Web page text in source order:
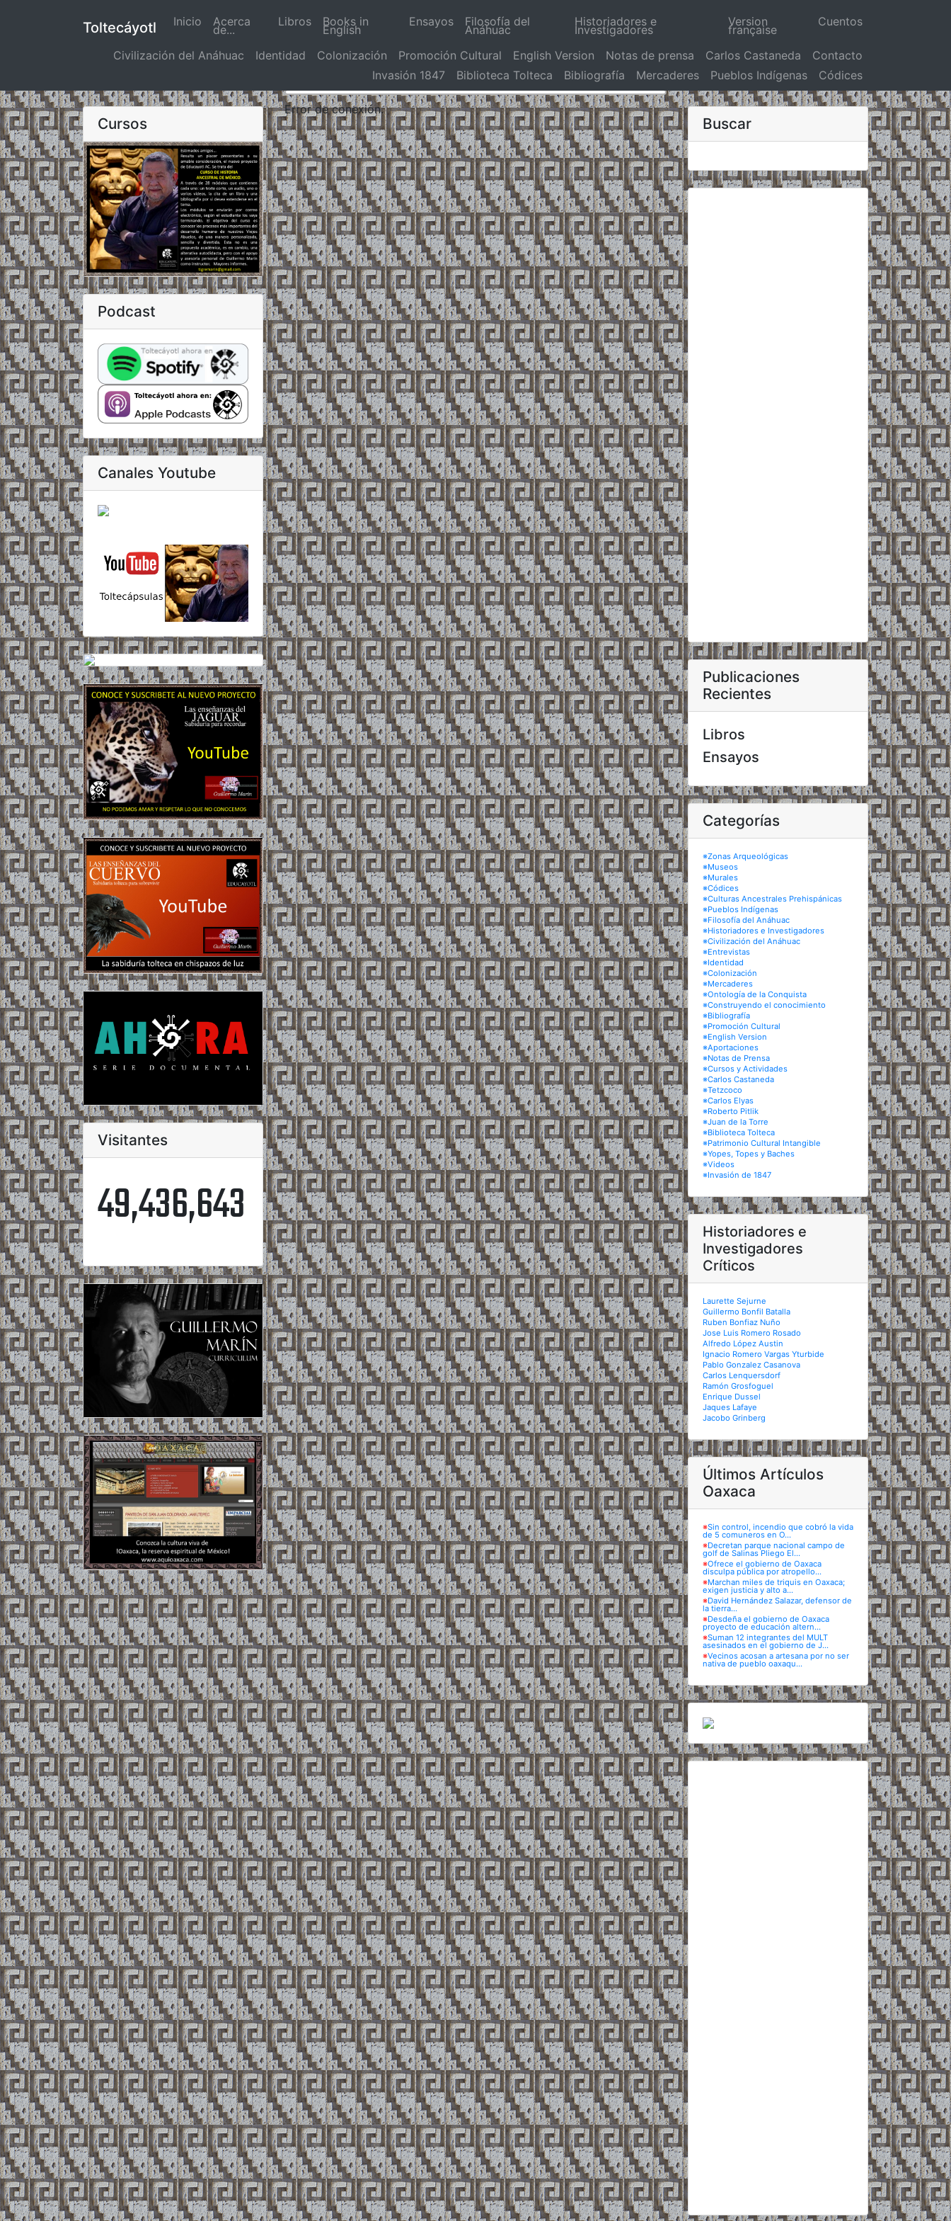
Toltecáyotl Inicio (actual)
Acerca
de...
Libros Books in
English
Ensayos Filosofía del
Anáhuac
Historiadores e
Investigadores
Version
française
Cuentos
Civilización del Anáhuac Identidad Colonización Promoción Cultural English Version Notas de prensa Carlos Castaneda
Contacto
Invasión 1847
Biblioteca Tolteca Bibliografía Mercaderes Pueblos Indígenas Códices
Cursos
Podcast
Canales Youtube
Visitantes
49,436,643
Error de conexión.
Buscar
Publicaciones
Recientes
Libros
Ensayos
Categorías
※Zonas Arqueológicas
※Museos
※Murales
※Códices
※Culturas Ancestrales Prehispánicas
※Pueblos Indígenas
※Filosofía del Anáhuac
※Historiadores e Investigadores
※Civilización del Anáhuac
※Entrevistas
※Identidad
※Colonización
※Mercaderes
※Ontología de la Conquista
※Construyendo el conocimiento
※Bibliografía
※Promoción Cultural
※English Version
※Aportaciones
※Notas de Prensa
※Cursos y Actividades
※Carlos Castaneda
※Tetzcoco
※Carlos Elyas
※Roberto Pitlik
※Juan de la Torre
※Biblioteca Tolteca
※Patrimonio Cultural Intangible
※Yopes, Topes y Baches
※Videos
※Invasión de 1847
Historiadores e
Investigadores
Críticos
Laurette Sejurne
Guillermo Bonfil Batalla
Ruben Bonfiaz Nuño
Jose Luis Romero Rosado
Alfredo López Austin
Ignacio Romero Vargas Yturbide
Pablo Gonzalez Casanova
Carlos Lenquersdorf
Ramón Grosfoguel
Enrique Dussel
Jaques Lafaye
Jacobo Grinberg
Últimos Artículos
Oaxaca
※Sin control, incendio que cobró la vida
de 5 comuneros en O...
※Decretan parque nacional campo de
golf de Salinas Pliego El...
※Ofrece el gobierno de Oaxaca
disculpa pública por atropello...
※Marchan miles de triquis en Oaxaca;
exigen justicia y alto a...
※David Hernández Salazar, defensor de
la tierra...
※Desdeña el gobierno de Oaxaca
proyecto de educación altern...
※Suman 12 integrantes del MULT
asesinados en el gobierno de J...
※Vecinos acosan a artesana por no ser
nativa de pueblo oaxaqu...